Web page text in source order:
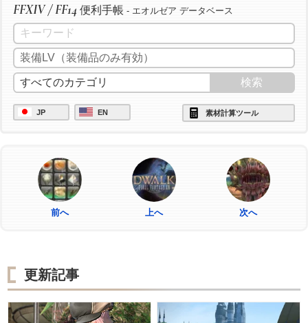
FFXIV / FF14 便利手帳 - エオルゼア データベース
JP EN 素材計算ツール
前へ 上へ 次へ
更新記事